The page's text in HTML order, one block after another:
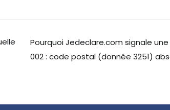
Pourquoi Jedeclare.com signale
002 : code postal (donnée 3251)